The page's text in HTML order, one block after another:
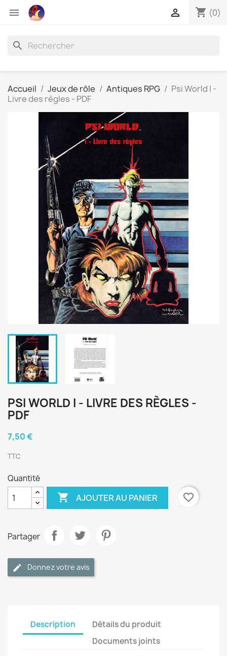
 shopping_cart (0)

search
Accueil Jeux de rôle Antiques RPG
Psi World I -
Livre des règles - PDF
PSI WORLD I - LIVRE DES RÈGLES -
PDF
7,50 €
TTC
Quantité
 AJOUTER AU PANIER favorite_border
Partager
Donnez votre avis
Description
Détails du produit
Documents joints